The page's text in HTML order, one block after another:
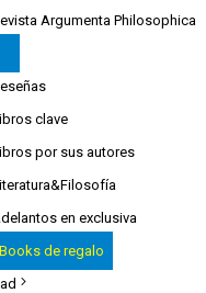
Argumenta Philosophica
clave
por sus autores
en exclusiva
de regalo